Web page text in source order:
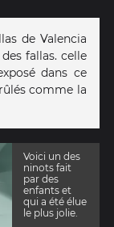
de Valencia
fallas. celle
dans ce
comme la
Voici un des
ninots fait
par des
enfants et
qui a été élue
le plus jolie.